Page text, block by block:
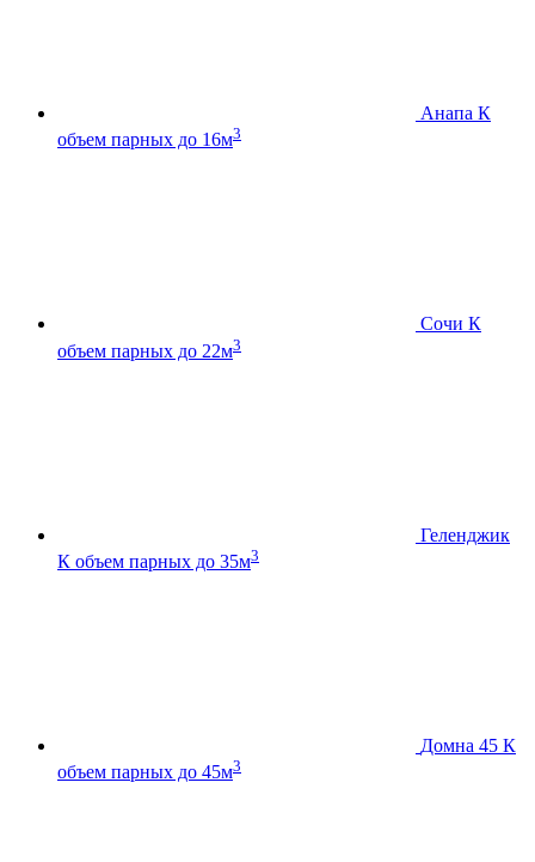
Анапа К
объем парных до 16м3
Сочи К
объем парных до 22м3
Геленджик
К объем парных до 35м3
Домна 45 К
объем парных до 45м3